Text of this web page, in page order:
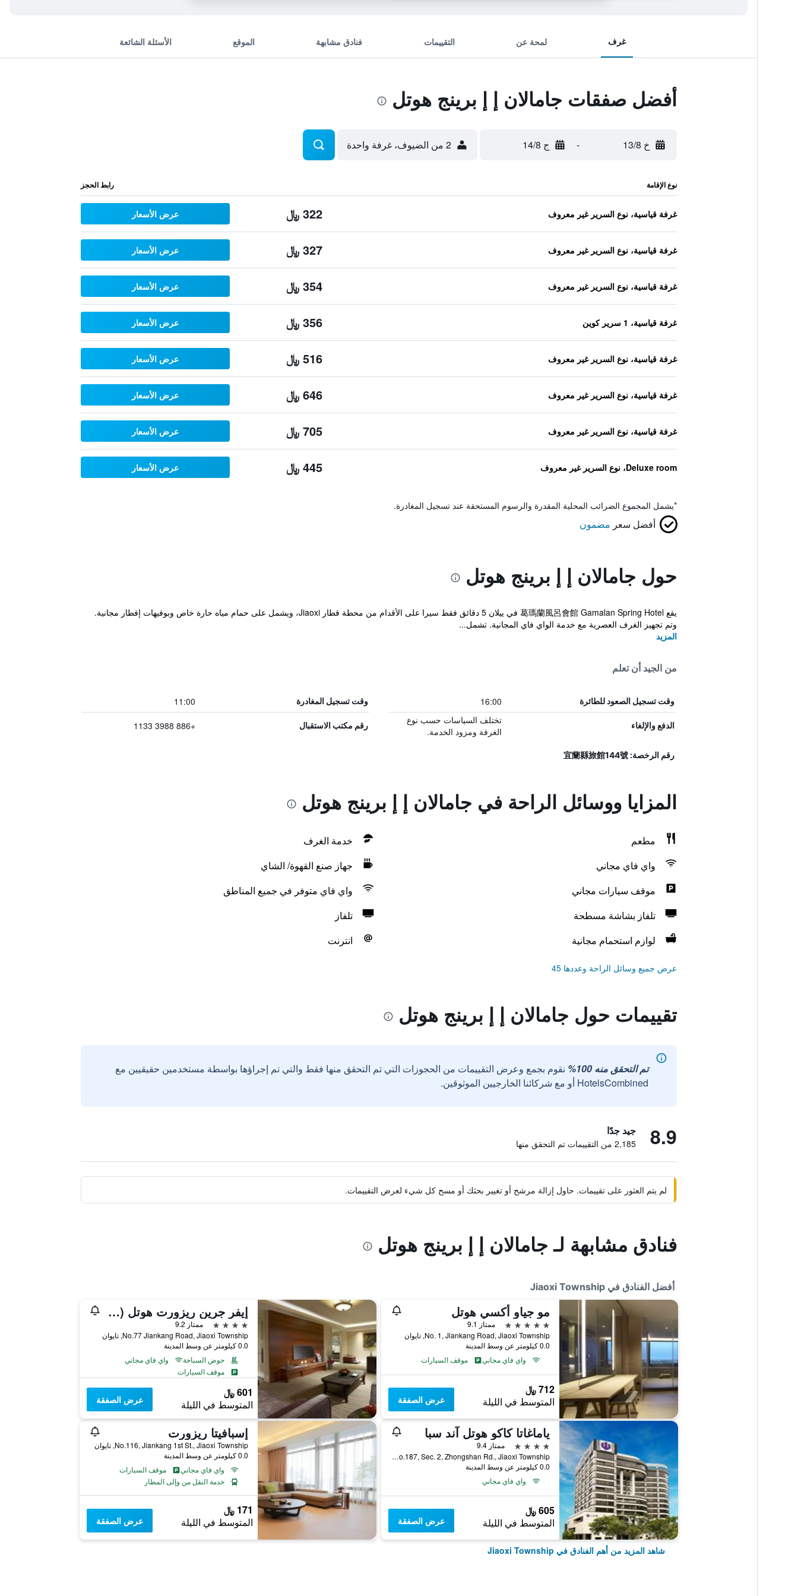
غرف لمحة عن التقييمات فنادق مشابهة الموقع الأسئلة الشائعة
أفضل صفقات جامالان إ إ برينج هوتل
خ 13/8 - ج 14/8 2 من الضيوف، غرفة واحدة
نوع الإقامة رابط الحجز
غرفة قياسية، نوع السرير غير معروف 322 ﷼ عرض الأسعار
غرفة قياسية، نوع السرير غير معروف 327 ﷼ عرض الأسعار
غرفة قياسية، نوع السرير غير معروف 354 ﷼ عرض الأسعار
غرفة قياسية، 1 سرير كوين 356 ﷼ عرض الأسعار
غرفة قياسية، نوع السرير غير معروف 516 ﷼ عرض الأسعار
غرفة قياسية، نوع السرير غير معروف 646 ﷼ عرض الأسعار
غرفة قياسية، نوع السرير غير معروف 705 ﷼ عرض الأسعار
Deluxe room، نوع السرير غير معروف 445 ﷼ عرض الأسعار
*يشمل المجموع الضرائب المحلية المقدرة والرسوم المستحقة عند تسجيل المغادرة.
أفضل سعر مضمون
حول جامالان إ إ برينج هوتل
يقع 葛瑪蘭風呂會館 Gamalan Spring Hotel في ييلان 5 دقائق فقط سيرا على الأقدام من محطة قطار Jiaoxi، ويشمل على حمام مياه حارة خاص وبوفيهات إفطار مجانية.
وتم تجهيز الغرف العصرية مع خدمة الواي فاي المجانية. تشمل...
المزيد
من الجيد أن تعلم
وقت تسجيل الصعود للطائرة 16:00 وقت تسجيل المغادرة 11:00
الدفع والإلغاء
تختلف السياسات حسب نوع
الغرفة ومزود الخدمة.
رقم مكتب الاستقبال +886 3988 1133
رقم الرخصة: 宜蘭縣旅館144號
المزايا ووسائل الراحة في جامالان إ إ برينج هوتل
مطعم
خدمة الغرف
واي فاي مجاني
جهاز صنع القهوة/ الشاي
موقف سيارات مجاني
واي فاي متوفر في جميع المناطق
تلفاز بشاشة مسطحة
تلفاز
لوازم استحمام مجانية
انترنت
عرض جميع وسائل الراحة وعددها 45
تقييمات حول جامالان إ إ برينج هوتل
تم التحقق منه 100%
نقوم بجمع وعرض التقييمات من الحجوزات التي تم التحقق منها فقط والتي تم إجراؤها بواسطة مستخدمين حقيقيين مع
HotelsCombined أو مع شركائنا الخارجيين الموثوقين.
8.9 جيد جدًا
2,185 من التقييمات تم التحقق منها
لم يتم العثور على تقييمات. حاول إزالة مرشح أو تغيير بحثك أو مسح كل شيء لعرض التقييمات.
فنادق مشابهة لـ جامالان إ إ برينج هوتل
أفضل الفنادق في Jiaoxi Township
مو جياو أكسي هوتل
5 نجوم
ممتاز 9.1
No. 1, Jiankang Road, Jiaoxi Township, تايوان
0.0 كيلومتر عن وسط المدينة
واي فاي مجاني
موقف السيارات
712 ﷼
المتوسط في الليلة عرض الصفقة
إيفر جرين ريزورت هوتل (جيوسي)
4 نجوم
ممتاز 9.2
No.77 Jiankang Road, Jiaoxi Township, تايوان
0.0 كيلومتر عن وسط المدينة
حوض السباحة
واي فاي مجاني
موقف السيارات
601 ﷼
المتوسط في الليلة عرض الصفقة
ياماغاتا كاكو هوتل آند سبا
4 نجوم
ممتاز 9.4
No.187, Sec. 2, Zhongshan Rd., Jiaoxi Township, تايوان
0.0 كيلومتر عن وسط المدينة
واي فاي مجاني
605 ﷼
المتوسط في الليلة عرض الصفقة
إسبافيتا ريزورت
No.116, Jiankang 1st St., Jiaoxi Township, تايوان
0.0 كيلومتر عن وسط المدينة
واي فاي مجاني
موقف السيارات
خدمة النقل من وإلى المطار
171 ﷼
المتوسط في الليلة عرض الصفقة
شاهد المزيد من أهم الفنادق في Jiaoxi Township